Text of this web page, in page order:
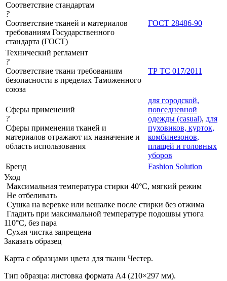
Соответствие стандартам
?
Соответствие тканей и материалов
требованиям Государственного
стандарта (ГОСТ)
ГОСТ 28486-90
Технический регламент
?
Соответствие ткани требованиям
безопасности в пределах Таможенного
союза
ТР ТС 017/2011
Сферы применений
?
Сферы применения тканей и
материалов отражают их назначение и
область использования
для городской,
повседневной
одежды (casual), для
пуховиков, курток,
комбинезонов,
плащей и головных
уборов
Бренд
Fashion Solution
Уход
Максимальная температура стирки 40°C, мягкий режим
Не отбеливать
Сушка на веревке или вешалке после стирки без отжима
Гладить при максимальной температуре подошвы утюга
110°C, без пара
Сухая чистка запрещена
Заказать образец
Карта с образцами цвета для ткани Честер.
Тип образца: листовка формата А4 (210×297 мм).